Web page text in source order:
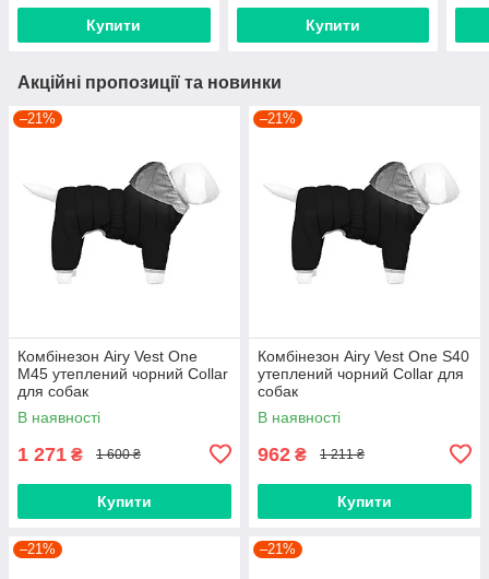
Купити Купити
Акційні пропозиції та новинки
–21%
Комбінезон Airy Vest One
M45 утеплений чорний Collar
для собак
В наявності
1 271 ₴ 1 600 ₴
Купити
–21%
Комбінезон Airy Vest One S40
утеплений чорний Collar для
собак
В наявності
962 ₴ 1 211 ₴
Купити
–21% –21%